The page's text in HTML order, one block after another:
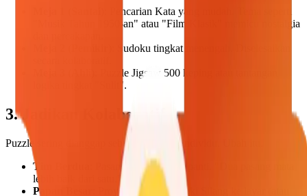
: Pencarian Kata yang mudah. Tema seperti
"Musik Tahun 1950-an" atau "Film Klasik" memicu nostalgia
: Sudoku tingkat menengah. Diselesaikan
: Puzzle Jigsaw 500 keping atau tantangan
logika tingkat "Sulit".
3. Jadikan Kolaboratif
Puzzle sering dianggap sebagai aktivitas individu. Ubah itu.
Tim Berdua
: Pasangkan penghuni panti. "Dua pasang mata
lebih baik dari satu."
Papan Besar
: Proyeksikan Teka-Teki Silang ke layar (atau